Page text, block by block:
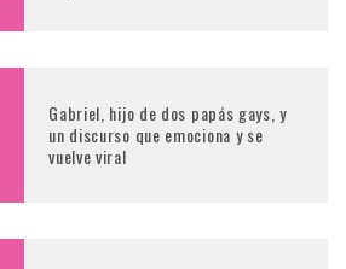
Gabriel, hijo de dos papás gays, y
un discurso que emociona y se
vuelve viral